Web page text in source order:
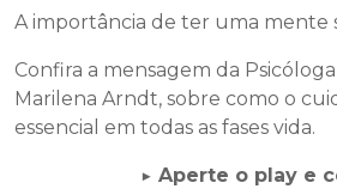
A importância de ter uma mente
Confira a mensagem da Psicóloga
Marilena Arndt, sobre como o
essencial em todas as fases vida.
▶️ Aperte o play e